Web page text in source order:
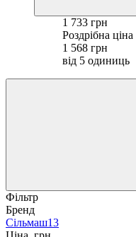
1 733 грн
Роздрібна ціна
1 568 грн
від 5 одиниць
Фільтр
Бренд
Сільмаш13